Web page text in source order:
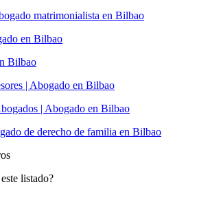
matrimonialista en Bilbao
en Bilbao
Bilbao
| Abogado en Bilbao
| Abogado en Bilbao
de derecho de familia en Bilbao
listado?